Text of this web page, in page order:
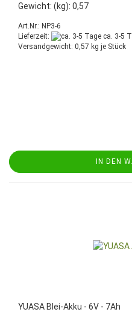
Gewicht: (kg): 0,57
Art.Nr.: NP3-6
Lieferzeit:
ca. 3-5
Versandgewicht: 0,57 kg je Stück
IN DEN
YUASA Blei-Akku - 6V - 7Ah